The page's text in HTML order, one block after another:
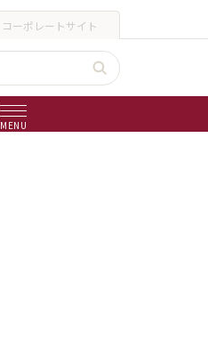
コーポレートサイト
MENU